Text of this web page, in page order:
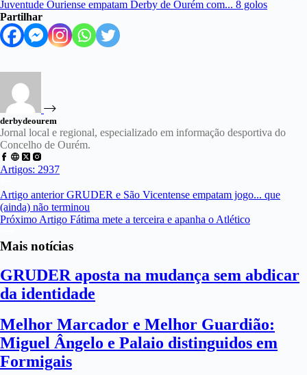
Partilhar
derbydeourem
Jornal local e regional, especializado em informação desportiva do
Concelho de Ourém.
Artigos: 2937
Artigo anteriorGRUDER e São Vicentense empatam jogo... que
(ainda) não terminou
Próximo Artigo Fátima mete a terceira e apanha o Atlético
Mais notícias
GRUDER aposta na mudança sem abdicar
da identidade
Melhor Marcador e Melhor Guardião:
Miguel Ângelo e Palaio distinguidos em
Formigais